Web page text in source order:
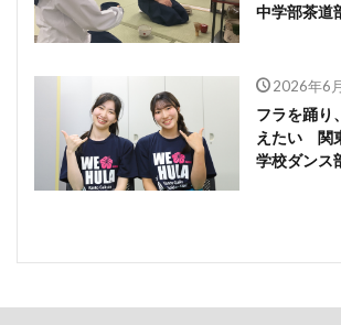
中学部茶道
2026年6
フラを踊り
えたい 関
学校ダンス